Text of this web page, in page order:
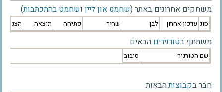
משחקים אחרונים באתר (שחמט און ליין ושחמט בהתכתבות)
סוג עדכון אחרון לבן שחור פתיחה תוצאה הצג
משתתף בטורנירים הבאים
שם הטורניר סיבוב
חבר בקבוצותהבאות